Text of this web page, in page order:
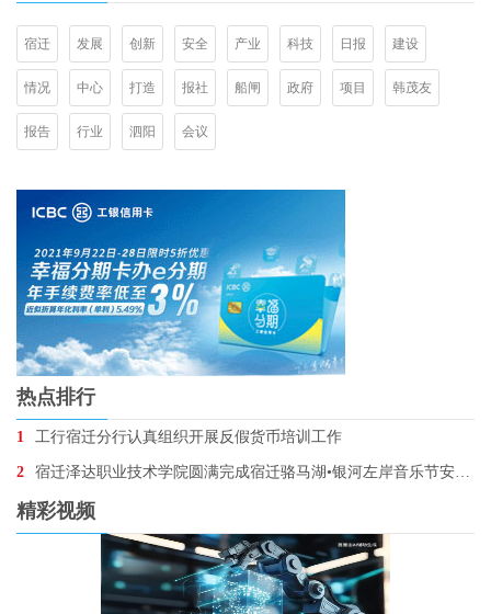
宿迁 发展 创新 安全 产业 科技 日报 建设
情况 中心 打造 报社 船闸 政府 项目 韩茂友
报告 行业 泗阳 会议
热点排行
1 工行宿迁分行认真组织开展反假货币培训工作
2 宿迁泽达职业技术学院圆满完成宿迁骆马湖•银河左岸音乐节安保任务
精彩视频